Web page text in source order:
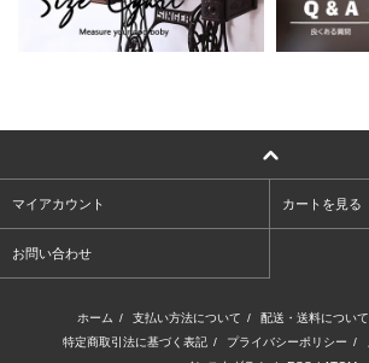
マイアカウント カートを見る
お問い合わせ
ホーム / 支払い方法について / 配送・送料について
特定商取引法に基づく表記 / プライバシーポリシー /